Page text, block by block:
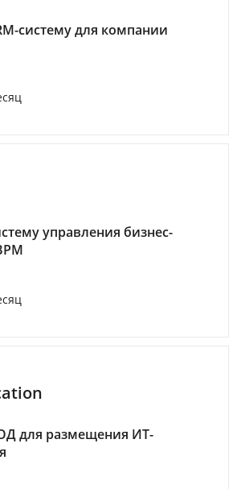
систему для компании
управления бизнес-
для размещения ИТ-